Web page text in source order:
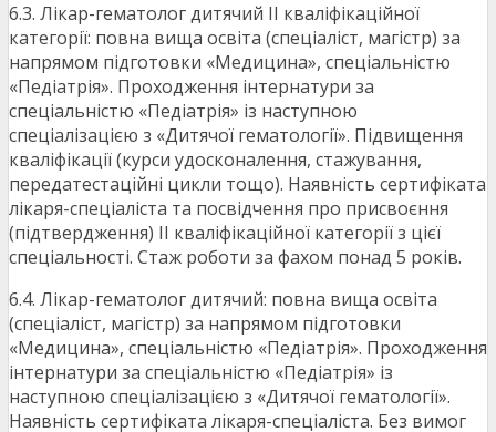
6.3. Лікар-гематолог дитячий II кваліфікаційної
категорії: повна вища освіта (спеціаліст, магістр) за
напрямом підготовки «Медицина», спеціальністю
«Педіатрія». Проходження інтернатури за
спеціальністю «Педіатрія» із наступною
спеціалізацією з «Дитячої гематології». Підвищення
кваліфікації (курси удосконалення, стажування,
передатестаційні цикли тощо). Наявність сертифіката
лікаря-спеціаліста та посвідчення про присвоєння
(підтвердження) II кваліфікаційної категорії з цієї
спеціальності. Стаж роботи за фахом понад 5 років.
6.4. Лікар-гематолог дитячий: повна вища освіта
(спеціаліст, магістр) за напрямом підготовки
«Медицина», спеціальністю «Педіатрія». Проходження
інтернатури за спеціальністю «Педіатрія» із
наступною спеціалізацією з «Дитячої гематології».
Наявність сертифіката лікаря-спеціаліста. Без вимог